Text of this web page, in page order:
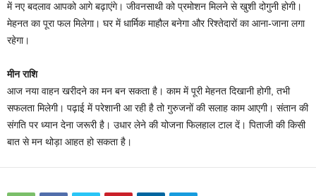
में नए बदलाव आपको आगे बढ़ाएंगे। जीवनसाथी को प्रमोशन मिलने से खुशी दोगुनी होगी।
मेहनत का पूरा फल मिलेगा। घर में धार्मिक माहौल बनेगा और रिश्तेदारों का आना-जाना लगा
रहेगा।
मीन राशि
आज नया वाहन खरीदने का मन बन सकता है। काम में पूरी मेहनत दिखानी होगी, तभी
सफलता मिलेगी। पढ़ाई में परेशानी आ रही है तो गुरुजनों की सलाह काम आएगी। संतान की
संगति पर ध्यान देना जरूरी है। उधार लेने की योजना फिलहाल टाल दें। पिताजी की किसी
बात से मन थोड़ा आहत हो सकता है।